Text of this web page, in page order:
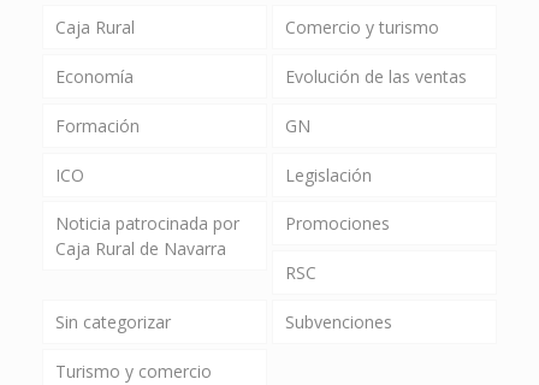
Caja Rural Comercio y turismo
Economía Evolución de las ventas
Formación GN
ICO Legislación
Noticia patrocinada por
Caja Rural de Navarra
Promociones
RSC
Sin categorizar Subvenciones
Turismo y comercio